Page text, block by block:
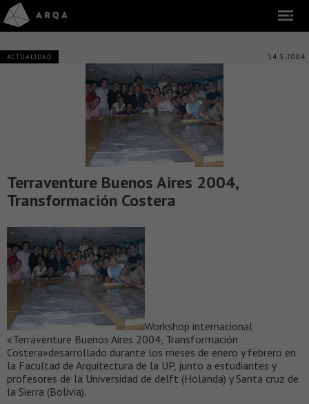
ACTUALIDAD 14.3.2004
Terraventure Buenos Aires 2004,
Transformación Costera
Workshop internacional
«Terraventure Buenos Aires 2004, Transformación
Costera»desarrollado durante los meses de enero y febrero en
la Facultad de Arquitectura de la UP, junto a estudiantes y
profesores de la Universidad de delft (Holanda) y Santa cruz de
la Sierra (Bolivia).